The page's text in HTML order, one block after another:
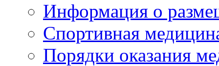
Информация о
Спортивная
Порядки оказания